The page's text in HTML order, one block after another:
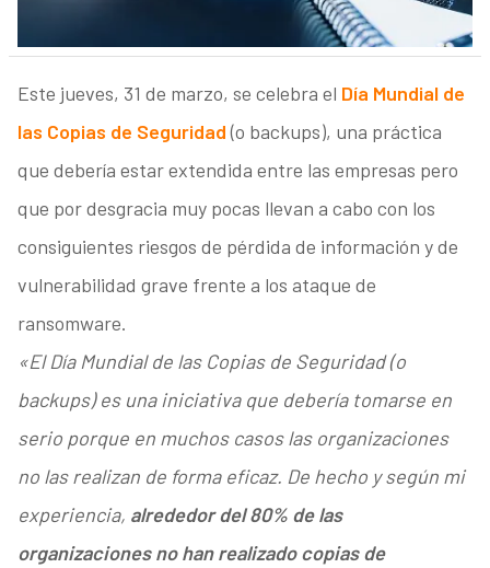
Este jueves, 31 de marzo, se celebra el Día Mundial de
las Copias de Seguridad(o backups), una práctica
que debería estar extendida entre las empresas pero
que por desgracia muy pocas llevan a cabo con los
consiguientes riesgos de pérdida de información y de
vulnerabilidad grave frente a los ataque de
ransomware.
«El Día Mundial de las Copias de Seguridad (o
backups) es una iniciativa que debería tomarse en
serio porque en muchos casos las organizaciones
no las realizan de forma eficaz. De hecho y según mi
experiencia, alrededor del 80% de las
organizaciones no han realizado copias de